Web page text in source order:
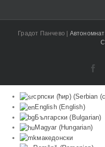
Градот Панчево |
српски (ћир)(Serbian
English(English)
Български (Bulgarian)
Magyar (Hungarian)
македонски